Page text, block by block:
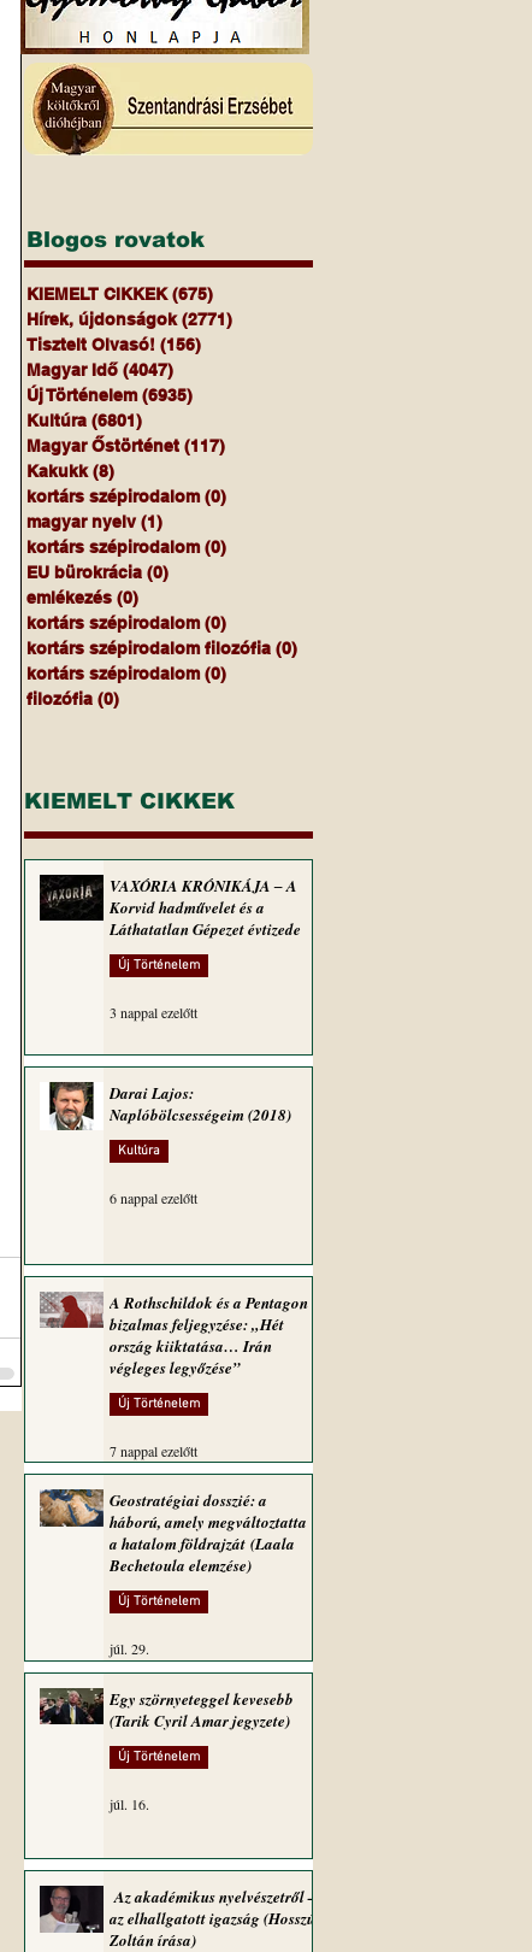
Blogos rovatok
KIEMELT CIKKEK (675)
Hírek, újdonságok (2771)
Tisztelt Olvasó! (156)
Magyar Idő (4047)
Új Történelem (6935)
Kultúra (6801)
Magyar Őstörténet (117)
Kakukk (8)
kortárs szépirodalom (0)
magyar nyelv (1)
kortárs szépirodalom (0)
EU bürokrácia (0)
emlékezés (0)
kortárs szépirodalom (0)
kortárs szépirodalom filozófia (0)
kortárs szépirodalom (0)
filozófia (0)
KIEMELT CIKKEK
VAXÓRIA KRÓNIKÁJA ‒ A
Korvid hadművelet és a
Láthatatlan Gépezet évtizede
Új Történelem
3 nappal ezelőtt
Darai Lajos:
Naplóbölcsességeim (2018)
Kultúra
6 nappal ezelőtt
A Rothschildok és a Pentagon
bizalmas feljegyzése: „Hét
ország kiiktatása… Irán
végleges legyőzése”
Új Történelem
7 nappal ezelőtt
Geostratégiai dosszié: a
háború, amely megváltoztatta
a hatalom földrajzát (Laala
Bechetoula elemzése)
Új Történelem
júl. 29.
Egy szörnyeteggel kevesebb
(Tarik Cyril Amar jegyzete)
Új Történelem
júl. 16.
Az akadémikus nyelvészetről –
az elhallgatott igazság (Hosszú
Zoltán írása)